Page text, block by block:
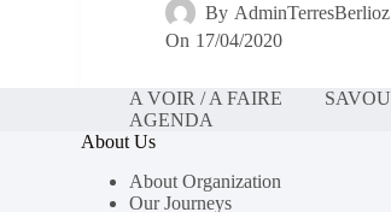
By AdminTerresBerlioz
On 17/04/2020
A VOIR / A FAIRE
AGENDA
About Us
About Organization
Our Journeys